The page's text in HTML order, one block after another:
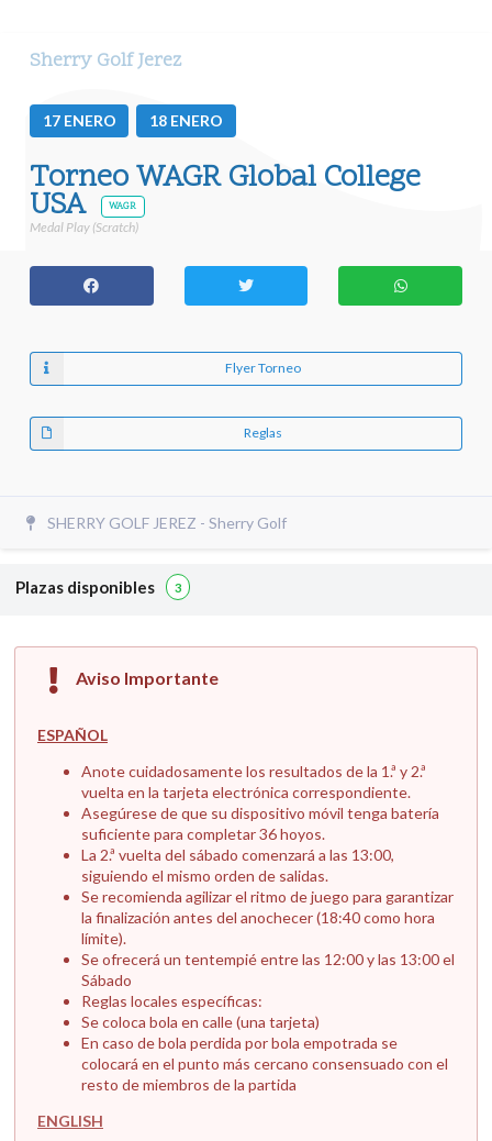
Sherry Golf Jerez
17 ENERO 18 ENERO
Torneo WAGR Global College
USA WAGR
Medal Play (Scratch)
Flyer Torneo
Reglas
SHERRY GOLF JEREZ - Sherry Golf
Plazas disponibles 3
Aviso Importante
ESPAÑOL
Anote cuidadosamente los resultados de la 1.ª y 2.ª
vuelta en la tarjeta electrónica correspondiente.
Asegúrese de que su dispositivo móvil tenga batería
suficiente para completar 36 hoyos.
La 2.ª vuelta del sábado comenzará a las 13:00,
siguiendo el mismo orden de salidas.
Se recomienda agilizar el ritmo de juego para garantizar
la finalización antes del anochecer (18:40 como hora
límite).
Se ofrecerá un tentempié entre las 12:00 y las 13:00 el
Sábado
Reglas locales específicas:
Se coloca bola en calle (una tarjeta)
En caso de bola perdida por bola empotrada se
colocará en el punto más cercano consensuado con el
resto de miembros de la partida
ENGLISH